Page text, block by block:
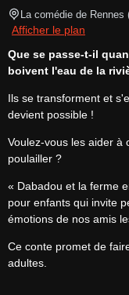
La comédie de Rennes
Afficher le plan
Que se passe-t-il
boivent l'eau de la
Ils se transforment et
devient possible !
Voulez-vous les aider à
poulailler ?
« Dabadou et la ferme
pour enfants qui invite
émotions de nos amis
Ce conte promet de
adultes.